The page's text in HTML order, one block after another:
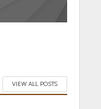
VIEW ALL POSTS